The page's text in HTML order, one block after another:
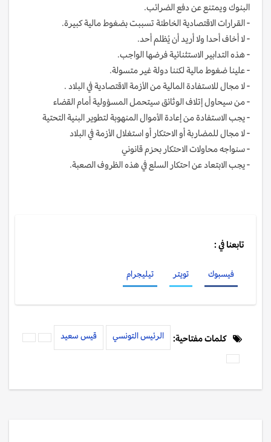
البنوك ويمتنع عن دفع الضرائب.
- القرارات الاقتصادية الخاطئة تسببت بضغوط مالية كبيرة. ‎‎
‏- لا أخاف أحدا ولا أريد أن يُظلم أحد‎.
‏- هذه التدابير الاستثنائية فرضها الواجب. ‎
‏- علينا ضغوط مالية لكننا دولة غير متسولة.
‏- لا مجال للاستفادة المالية من الأزمة الاقتصادية في البلاد ‎.
‏- من سيحاول إتلاف الوثائق سيتحمل المسؤولية أمام القضاء ‎
‏- يجب الاستفادة من إعادة الأموال المنهوبة لتطوير البنية التحتية ‎
‏- لا مجال للمضاربة أو الاحتكار أو استغلال الأزمة في البلاد ‎
‏- سنواجه محاولات الاحتكار بحزم قانوني ‎
‏- يجب الابتعاد عن احتكار السلع في هذه الظروف الصعبة.
تابعنا في :
فيسبوك تويتر تيليجرام
كلمات مفتاحية: الرئيس التونسي قيس سعيد